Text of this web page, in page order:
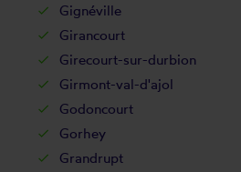
Gignéville
Girancourt
Girecourt-sur-durbion
Girmont-val-d'ajol
Godoncourt
Gorhey
Grandrupt